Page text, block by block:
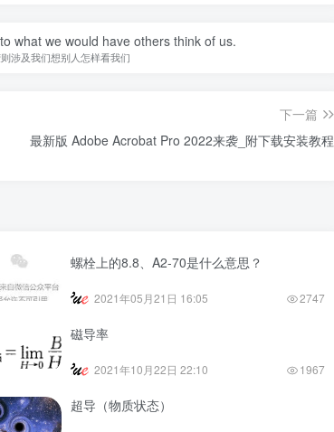
what we would have others think of us.
涉及我们想别人怎样看我们
下一篇
最新版 Adobe Acrobat Pro 2022来袭_附下载安装教程
螺栓上的8.8、A2-70是什么意思？
2021年05月21日 16:05 2747
磁导率
2021年10月22日 22:10 1967
超导（物质状态）